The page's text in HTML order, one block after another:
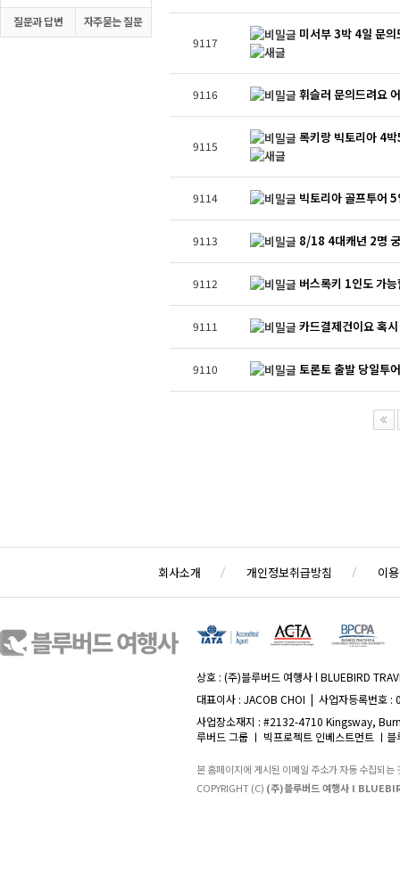
질문과 답변 자주묻는 질문
9117
미서부 3박 4일 문
9116 휘슬러 문의드려요
9115
록키랑 빅토리아 4
9114 빅토리아 골프투어
9113 8/18 4대캐년 2명
9112 버스록키 1인도 가
9111 카드결제건이요 혹
9110 토론토 출발 당일투
회사소개 개인정보취급방침 이
상호 : (주)블루버드 여행사 l BLUEBIRD
대표이사 : JACOB CHOI | 사업자등록번
사업장소재지 : #2132-4710 Kingsway,
루버드 그룹 ㅣ 빅프로젝트 인베스트먼트 ㅣ블
본 홈페이지에 게시된 이메일 주소가 자동 수집되
COPYRIGHT (C) (주)블루버드 여행사 l